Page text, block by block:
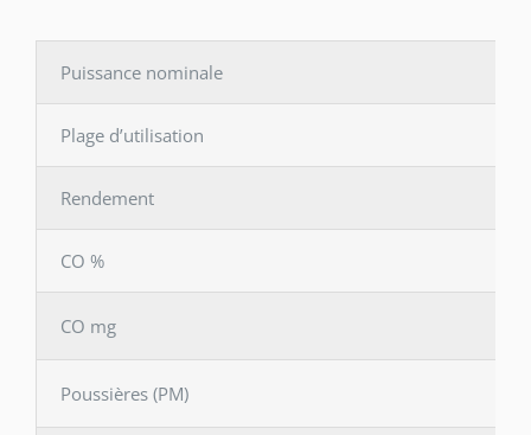
Puissance nominale
Plage d’utilisation
Rendement
CO %
CO mg
Poussières (PM)